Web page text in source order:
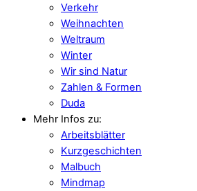
Verkehr
Weihnachten
Weltraum
Winter
Wir sind Natur
Zahlen & Formen
Duda
Mehr Infos zu:
Arbeitsblätter
Kurzgeschichten
Malbuch
Mindmap